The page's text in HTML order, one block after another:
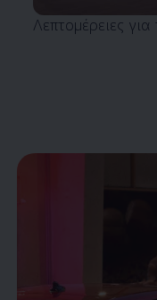
Λεπτομέρειες για
Enable fullscreen mode